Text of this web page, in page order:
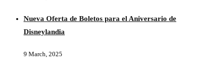
Nueva Oferta de Boletos para el Aniversario de
Disneylandia
9 March, 2025